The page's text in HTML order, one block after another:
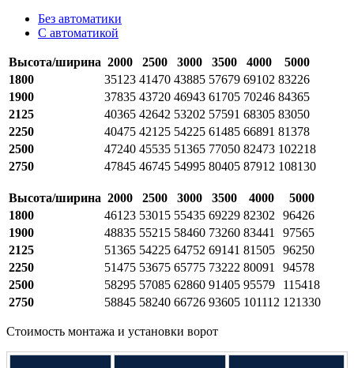
Без автоматики
С автоматикой
Высота/ширина 2000 2500 3000 3500 4000
5000
1800
35123 41470 43885 57679 69102 83226
1900
37835 43720 46943 61705 70246 84365
2125
40365 42642 53202 57591 68305 83050
2250
40475 42125 54225 61485 66891 81378
2500
47240 45535 51365 77050 82473 102218
2750
47845 46745 54995 80405 87912 108130
Высота/ширина 2000 2500 3000 3500 4000
5000
1800
46123 53015 55435 69229 82302
96426
1900
48835 55215 58460 73260 83441
97565
2125
51365 54225 64752 69141 81505 96250
2250
51475 53675 65775 73222 80091
94578
2500
58295 57085 62860 91405 95579
115418
2750
58845 58240 66726 93605 101112 121330
Стоимость монтажа и установки ворот